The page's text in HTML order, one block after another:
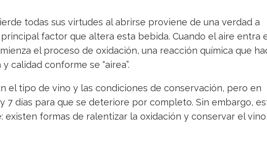
todas sus virtudes al abrirse proviene de una verdad a
factor que altera esta bebida. Cuando el aire entra
el proceso de oxidación, una reacción química que
calidad conforme se “airea”.
el tipo de vino y las condiciones de conservación, pero en
7 días para que se deteriore por completo. Sin embargo,
existen formas de ralentizar la oxidación y conservar el vino